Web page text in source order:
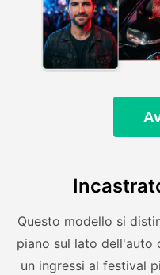
Questo modello si
piano sul lato dell'auto
un ingressi al festival